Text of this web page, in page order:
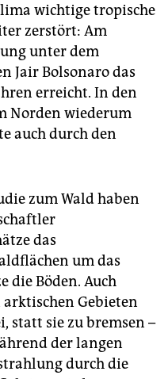
wichtige tropische
zerstört: Am
unter dem
Jair Bolsonaro das
erreicht. In den
Norden wiederum
auch durch den
zum Wald haben
das
um das
die Böden. Auch
Gebieten
statt sie zu bremsen –
der langen
durch die